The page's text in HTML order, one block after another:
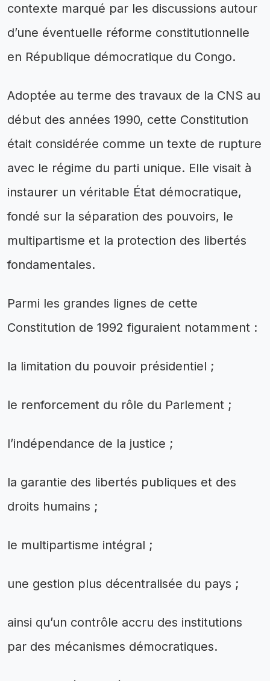
contexte marqué par les discussions autour
d’une éventuelle réforme constitutionnelle
en République démocratique du Congo.
Adoptée au terme des travaux de la CNS au
début des années 1990, cette Constitution
était considérée comme un texte de rupture
avec le régime du parti unique. Elle visait à
instaurer un véritable État démocratique,
fondé sur la séparation des pouvoirs, le
multipartisme et la protection des libertés
fondamentales.
Parmi les grandes lignes de cette
Constitution de 1992 figuraient notamment :
la limitation du pouvoir présidentiel ;
le renforcement du rôle du Parlement ;
l’indépendance de la justice ;
la garantie des libertés publiques et des
droits humains ;
le multipartisme intégral ;
une gestion plus décentralisée du pays ;
ainsi qu’un contrôle accru des institutions
par des mécanismes démocratiques.